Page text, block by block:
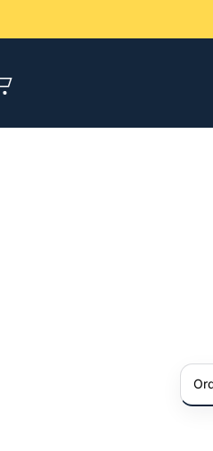
a 49 € RITIRO